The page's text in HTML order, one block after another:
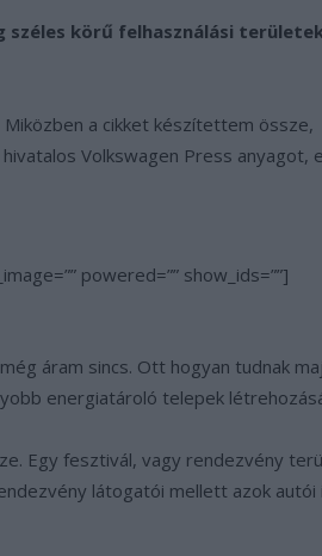
körű felhasználási
a cikket készítettem össze,
Volkswagen Press anyagot,
powered=”” show_ids=””]
áram sincs. Ott hogyan tudnak
energiatároló telepek
Egy fesztivál, vagy rendezvény
látogatói mellett azok autói